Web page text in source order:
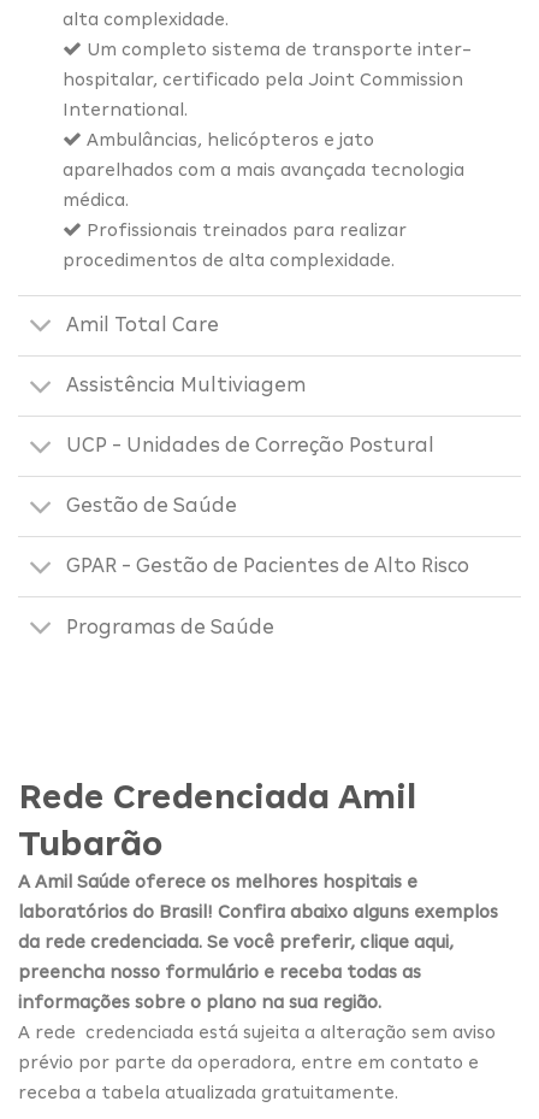
alta complexidade.
Um completo sistema de transporte inter-
hospitalar, certificado pela Joint Commission
International.
Ambulâncias, helicópteros e jato
aparelhados com a mais avançada tecnologia
médica.
Profissionais treinados para realizar
procedimentos de alta complexidade.
Amil Total Care
Assistência Multiviagem
UCP - Unidades de Correção Postural
Gestão de Saúde
GPAR - Gestão de Pacientes de Alto Risco
Programas de Saúde
Rede Credenciada Amil
Tubarão
A Amil Saúde oferece os melhores hospitais e
laboratórios do Brasil! Confira abaixo alguns exemplos
da rede credenciada. Se você preferir, clique aqui,
preencha nosso formulário e receba todas as
informações sobre o plano na sua região.
A rede credenciada está sujeita a alteração sem aviso
prévio por parte da operadora, entre em contato e
receba a tabela atualizada gratuitamente.